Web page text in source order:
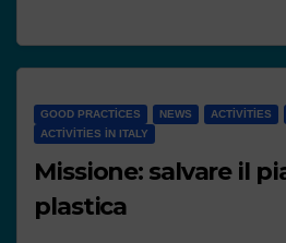
GOOD PRACTICES NEWS ACTIVITIES
ACTIVITIES IN ITALY
Missione: salvare il
plastica